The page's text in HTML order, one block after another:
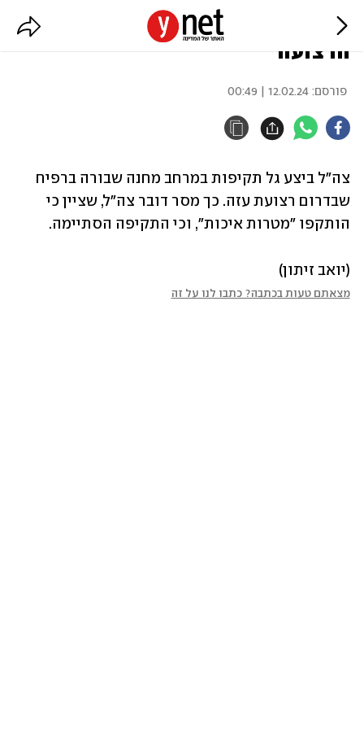
צה"ל השלים גל תקיפות בדרום
הרצועה
פורסם: 12.02.24 | 00:49
הותקפו "מטרות איכות", וכי התקיפה הסתיימה.
(יואב זיתון)
מצאתם טעות בכתבה? כתבו לנו על זה